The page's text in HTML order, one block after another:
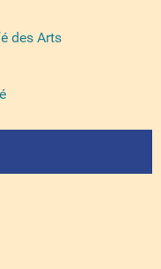
des Arts